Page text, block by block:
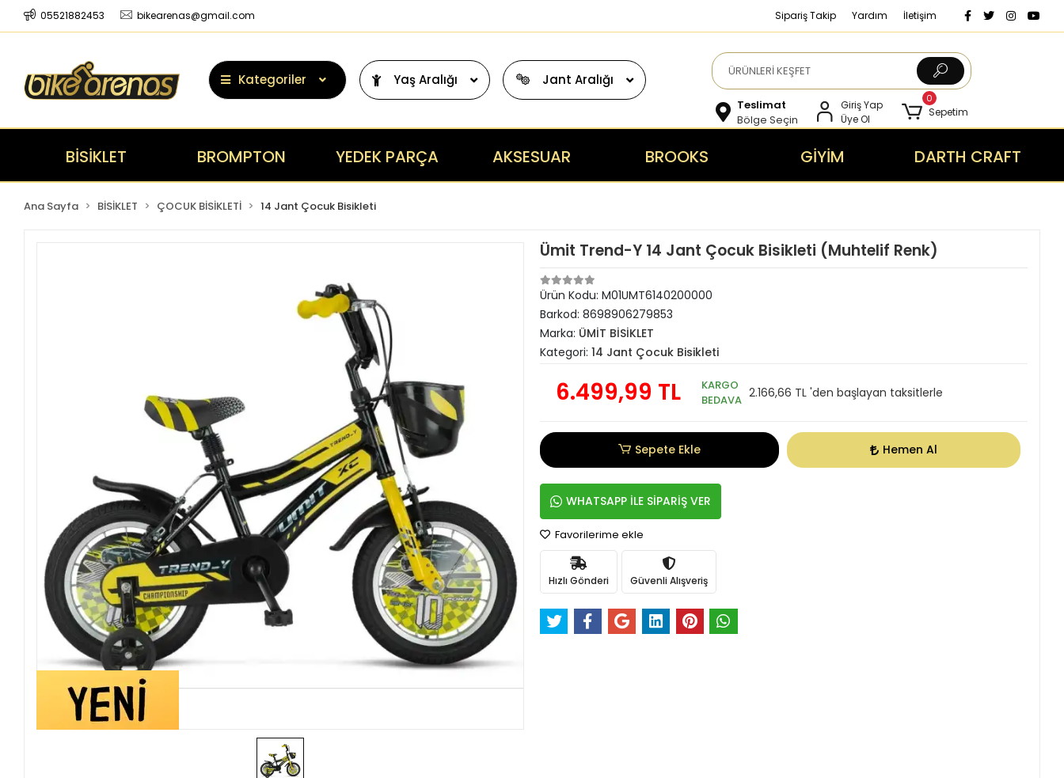
05521882453 bikearenas@gmail.com Sipariş Takip Yardım İletişim
Kategoriler Yaş Aralığı Jant Aralığı
Teslimat
Bölge Seçin
Giriş Yap
Üye Ol
0
Sepetim
BİSİKLET BROMPTON YEDEK PARÇA AKSESUAR BROOKS GİYİM DARTH CRAFT
Ana Sayfa BİSİKLET ÇOCUK BİSİKLETİ 14 Jant Çocuk Bisikleti
Ümit Trend-Y 14 Jant Çocuk Bisikleti (Muhtelif Renk)
Ürün Kodu: M01UMT6140200000
Barkod: 8698906279853
Marka: ÜMİT BİSİKLET
Kategori: 14 Jant Çocuk Bisikleti
6.499,99 TL
KARGO
BEDAVA 2.166,66 TL 'den başlayan taksitlerle
Sepete Ekle Hemen Al
WHATSAPP İLE SİPARİŞ VER
Favorilerime ekle
Hızlı Gönderi Güvenli Alışveriş